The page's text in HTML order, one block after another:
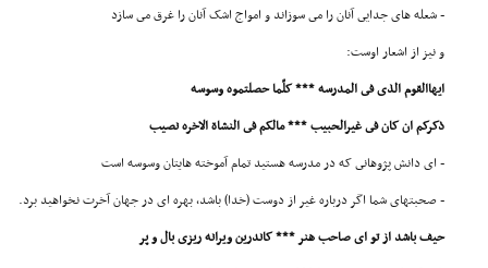
- شعله هاى جدایى آنان را مى سوزاند و امواج اشک آنان را غرق مى سازد
و نیز از اشعار اوست:
ایهاالقوم الذى فى المدرسه *** کلّما حصلتموه وسوسه
ذکرکم ان کان فى غیرالحبیب *** مالکم فى النشاة الاخره نصیب
- اى دانش پژوهانى که در مدرسه هستید تمام آموخته هایتان وسوسه است
- صحبتهاى شما اگر درباره غیر از دوست (خدا) باشد، بهره اى در جهان آخرت نخواهید برد.
حیف باشد از تو اى صاحب هنر *** کاندرین ویرانه ریزى بال و پر